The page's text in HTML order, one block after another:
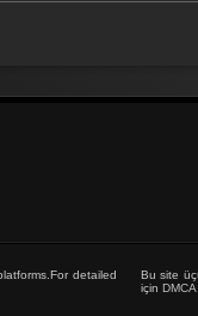
detailed
Bu site
için DMCA